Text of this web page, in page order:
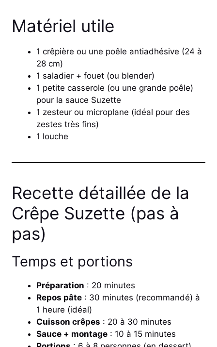
Matériel utile
1 crêpière ou une poêle antiadhésive (24 à
28 cm)
1 saladier + fouet (ou blender)
1 petite casserole (ou une grande poêle)
pour la sauce Suzette
1 zesteur ou microplane (idéal pour des
zestes très fins)
1 louche
Recette détaillée de la
Crêpe Suzette (pas à
pas)
Temps et portions
Préparation : 20 minutes
Repos pâte : 30 minutes (recommandé) à
1 heure (idéal)
Cuisson crêpes : 20 à 30 minutes
Sauce + montage : 10 à 15 minutes